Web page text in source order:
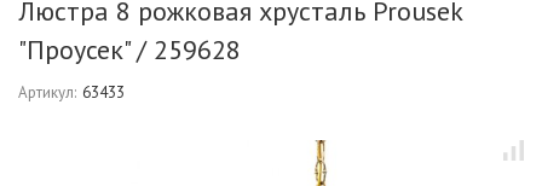
Люстра 8 рожковая хрусталь Prousek
"Проусек" / 259628
Артикул: 63433